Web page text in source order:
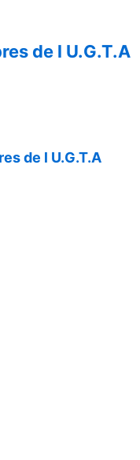
de l U.G.T.A
de l U.G.T.A